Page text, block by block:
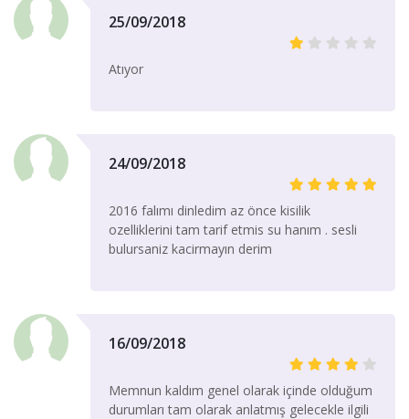
25/09/2018
Atıyor
24/09/2018
2016 falımı dinledim az önce kisilik
ozelliklerini tam tarif etmis su hanım . sesli
bulursaniz kacirmayın derim
16/09/2018
Memnun kaldım genel olarak içinde olduğum
durumları tam olarak anlatmış gelecekle ilgili